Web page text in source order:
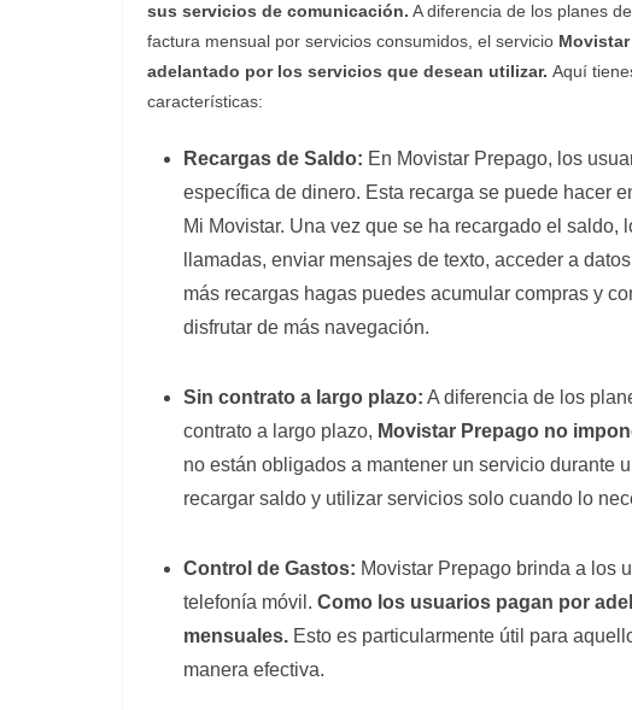
sus servicios de comunicación. A diferencia de los planes
factura mensual por servicios consumidos, el servicio
adelantado por los servicios que desean utilizar. Aquí
características:
Recargas de Saldo: En Movistar Prepago, los
específica de dinero. Esta recarga se puede hacer
Mi Movistar. Una vez que se ha recargado el
llamadas, enviar mensajes de texto, acceder a
más recargas hagas puedes acumular compras y
disfrutar de más navegación.
Sin contrato a largo plazo: A diferencia de los
contrato a largo plazo, Movistar Prepago no
no están obligados a mantener un servicio durante
recargar saldo y utilizar servicios solo cuando lo
Control de Gastos: Movistar Prepago brinda a los
telefonía móvil. Como los usuarios pagan por
mensuales. Esto es particularmente útil para
manera efectiva.